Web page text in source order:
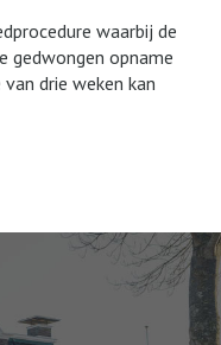
waarbij de
gedwongen opname
drie weken kan